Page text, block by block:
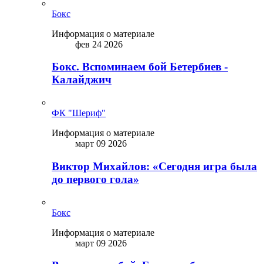
Бокс
Информация о материале
фев 24 2026
Бокс. Вспоминаем бой Бетербиев -
Калайджич
ФК "Шериф"
Информация о материале
март 09 2026
Виктор Михайлов: «Сегодня игра была
до первого гола»
Бокс
Информация о материале
март 09 2026